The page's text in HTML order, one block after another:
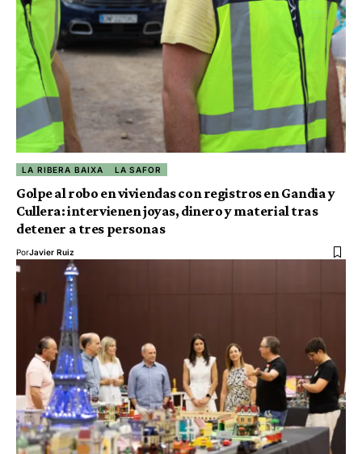
LA RIBERA BAIXA LA SAFOR
Golpe al robo en viviendas con registros en Gandia y
Cullera: intervienen joyas, dinero y material tras
detener a tres personas
PorJavier Ruiz